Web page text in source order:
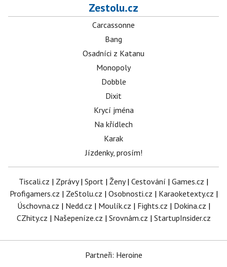
Zestolu.cz
Carcassonne
Bang
Osadníci z Katanu
Monopoly
Dobble
Dixit
Krycí jména
Na křídlech
Karak
Jízdenky, prosím!
Tiscali.cz | Zprávy| Sport | Ženy| Cestování | Games.cz |
Profigamers.cz | ZeStolu.cz | Osobnosti.cz | Karaoketexty.cz |
Úschovna.cz | Nedd.cz | Moulík.cz | Fights.cz | Dokina.cz |
CZhity.cz | Našepeníze.cz | Srovnám.cz | StartupInsider.cz
Partneři: Heroine